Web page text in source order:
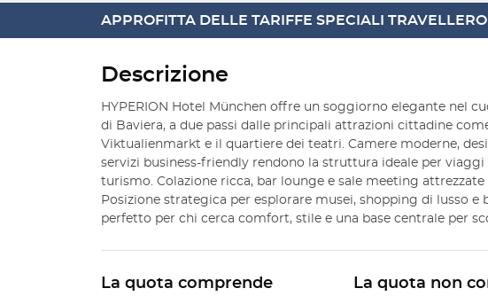
APPROFITTA DELLE TARIFFE SPECIALI TRAVELLERO
Descrizione
HYPERION Hotel München offre un soggiorno elegante nel
di Baviera, a due passi dalle principali attrazioni cittadine
Viktualienmarkt e il quartiere dei teatri. Camere moderne,
servizi business-friendly rendono la struttura ideale per viaggi
turismo. Colazione ricca, bar lounge e sale meeting attrezzate
Posizione strategica per esplorare musei, shopping di lusso e
perfetto per chi cerca comfort, stile e una base centrale per
La quota comprende La quota non